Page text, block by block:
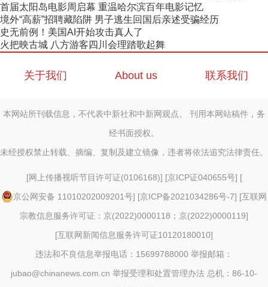
首届太阳岛电影周启幕 重温哈尔滨百年电影记忆
境外“高薪”招聘藏陷阱 男子逃生回国后亲述受骗经历
史无前例！美国AI开始攻击真人了
火把映古城 八方游客四川会理踏歌起舞
关于我们 About us 联系我们
本网站所刊载信息，不代表中新社和中新网观点。 刊用本网站稿件，务
经书面授权。
未经授权禁止转载、摘编、复制及建立镜像，违者将依法追究法律责任。
[网上传播视听节目许可证(0106168)] [京ICP证040655号] [
京公网安备 11010202009201号] [京ICP备2021034286号-7] [互联网
宗教信息服务许可证：京(2022)0000118；京(2022)0000119]
[互联网新闻信息服务许可证10120180010]
违法和不良信息举报电话：15699788000 举报邮箱：
jubao@chinanews.com.cn 举报受理和处置管理办法 总机：86-10-